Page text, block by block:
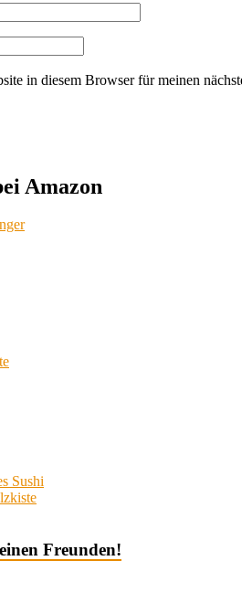
in diesem Browser für meinen
Amazon
Sushi
Freunden!